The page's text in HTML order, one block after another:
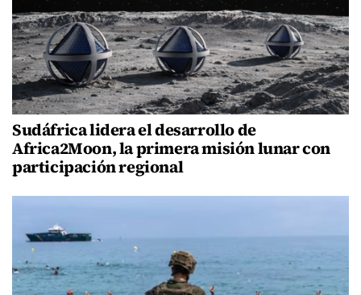
Sudáfrica lidera el desarrollo de
Africa2Moon, la primera misión lunar con
participación regional